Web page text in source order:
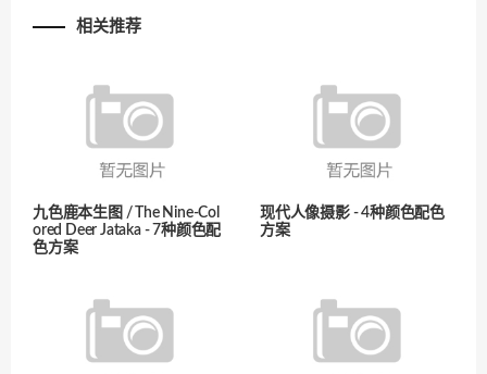
相关推荐
九色鹿本生图 / The Nine-Col
ored Deer Jataka - 7种颜色配
色方案
现代人像摄影 - 4种颜色配色
方案